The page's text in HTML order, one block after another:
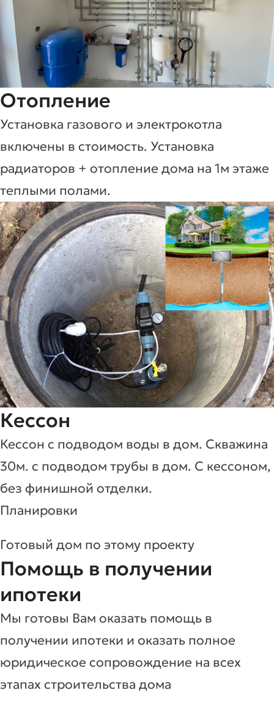
Отопление
Установка газового и электрокотла
включены в стоимость. Установка
радиаторов + отопление дома на 1м этаже
теплыми полами.
Кессон
Кессон с подводом воды в дом. Скважина
30м. с подводом трубы в дом. С кессоном,
без финишной отделки.
Планировки
Готовый дом по этому проекту
Помощь в получении
ипотеки
Мы готовы Вам оказать помощь в
получении ипотеки и оказать полное
юридическое сопровождение на всех
этапах строительства дома